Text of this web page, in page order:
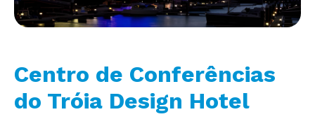
Centro de Conferências
do Tróia Design Hotel